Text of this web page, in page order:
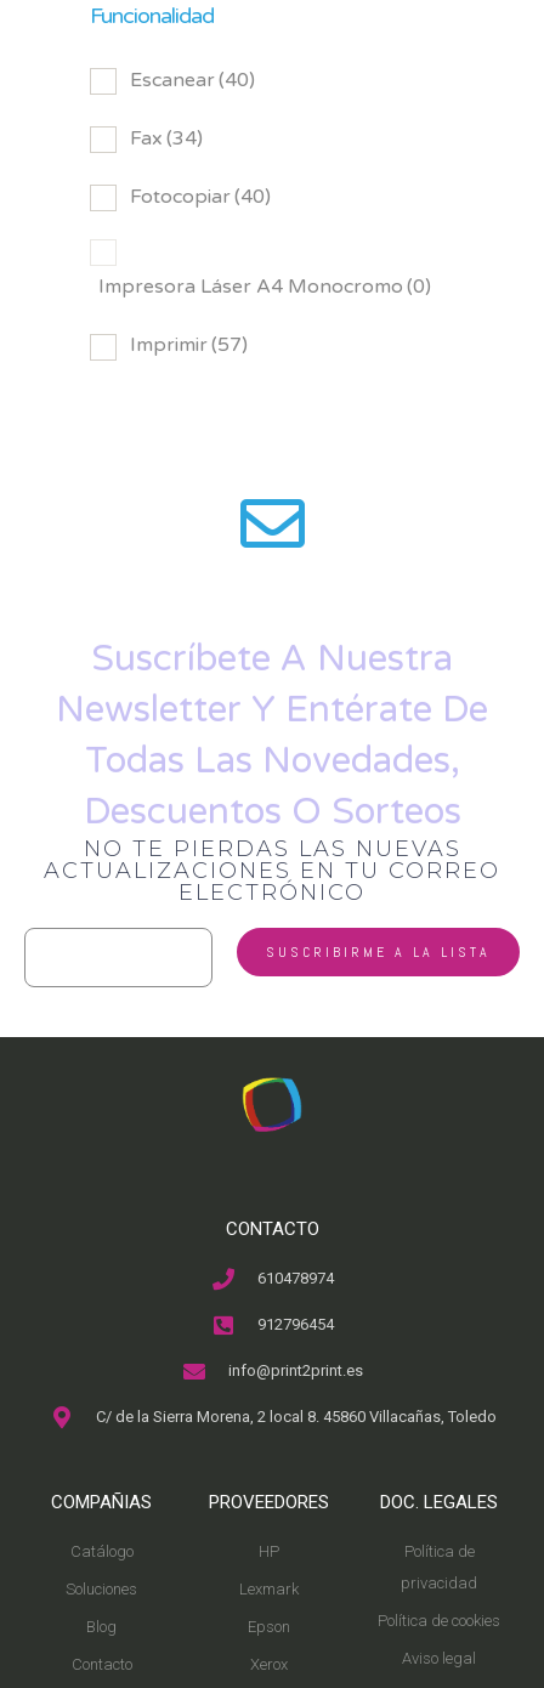
Funcionalidad
Escanear(40)
Fax (34)
Fotocopiar(40)
Impresora Láser A4 Monocromo (0)
Imprimir(57)
Suscríbete A Nuestra
Newsletter Y Entérate De
Todas Las Novedades,
Descuentos O Sorteos
NO TE PIERDAS LAS NUEVAS
ACTUALIZACIONES EN TU CORREO
ELECTRÓNICO
CONTACTO
610478974
912796454
info@print2print.es
C/ de la Sierra Morena, 2 local 8. 45860 Villacañas, Toledo
COMPAÑIAS
Catálogo
Soluciones
Blog
Contacto
PROVEEDORES
HP
Lexmark
Epson
Xerox
DOC. LEGALES
Política de
privacidad
Política de cookies
Aviso legal